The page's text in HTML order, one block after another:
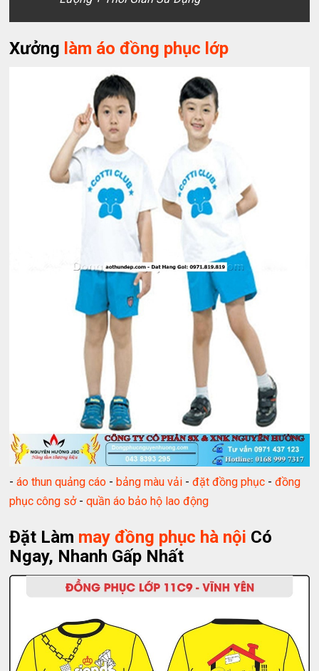
Xưởng làm áo đồng phục lớp
-áo thun quảng cáo -bảng màu vải -đặt đồng phục -đồng
phục công sở-quần áo bảo hộ lao động
Đặt Làm may đồng phục hà nội Có
Ngay, Nhanh Gấp Nhất